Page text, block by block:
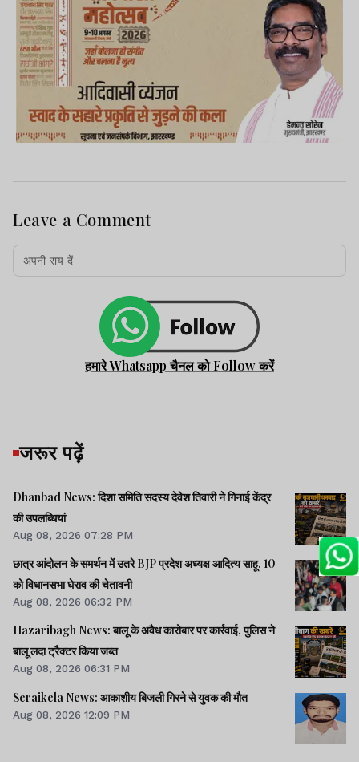
Leave a Comment
हमारे Whatsapp चैनल को Follow करें
जरूर पढ़ें
Dhanbad News: दिशा समिति सदस्य देवेश तिवारी ने गिनाई केंद्र
की उपलब्धियां
Aug 08, 2026 07:28 PM
छात्र आंदोलन के समर्थन में उतरे BJP प्रदेश अध्यक्ष आदित्य साहू, 10
को विधानसभा घेराव की चेतावनी
Aug 08, 2026 06:32 PM
Hazaribagh News: बालू के अवैध कारोबार पर कार्रवाई, पुलिस ने
बालू लदा ट्रैक्टर किया जब्त
Aug 08, 2026 06:31 PM
Seraikela News: आकाशीय बिजली गिरने से युवक की मौत
Aug 08, 2026 12:09 PM